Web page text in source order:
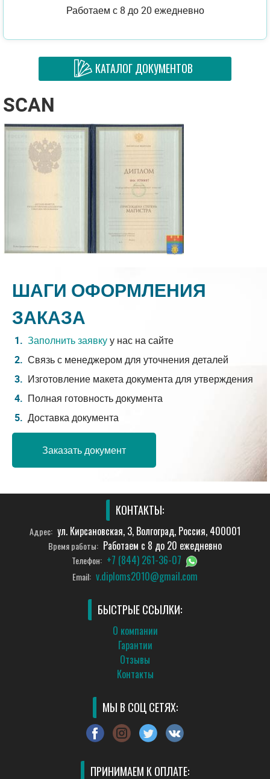
Работаем с 8 до 20 ежедневно
КАТАЛОГ ДОКУМЕНТОВ
SCAN
ШАГИ ОФОРМЛЕНИЯ
ЗАКАЗА
Заполнить заявкуу нас на сайте
Связь с менеджером для уточнения деталей
Изготовление макета документа для утверждения
Полная готовность документа
Доставка документа
Заказать документ
КОНТАКТЫ:
Адрес: ул. Кирсановская, 3, Волгоград, Россия, 400001
Время работы: Работаем с 8 до 20 ежедневно
Телефон: +7 (844) 261-36-07
Email: v.diploms2010@gmail.com
БЫСТРЫЕ ССЫЛКИ:
О компании
Гарантии
Отзывы
Контакты
МЫ В СОЦ СЕТЯХ:
ПРИНИМАЕМ К ОПЛАТЕ: